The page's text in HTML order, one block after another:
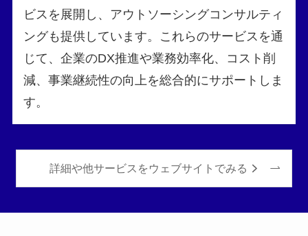
ビスを展開し、アウトソーシングコンサルティ
ングも提供しています。これらのサービスを通
じて、企業のDX推進や業務効率化、コスト削
減、事業継続性の向上を総合的にサポートしま
す。
詳細や他サービスをウェブサイトでみる